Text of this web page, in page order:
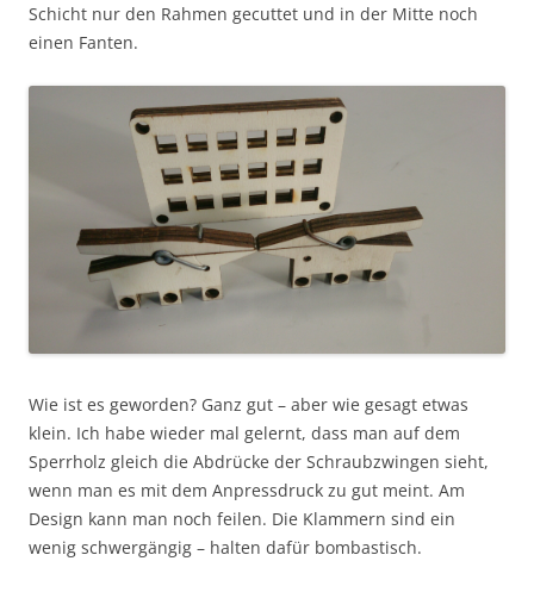
Schicht nur den Rahmen gecuttet und in der Mitte noch
einen Fanten.
Wie ist es geworden? Ganz gut – aber wie gesagt etwas
klein. Ich habe wieder mal gelernt, dass man auf dem
Sperrholz gleich die Abdrücke der Schraubzwingen sieht,
wenn man es mit dem Anpressdruck zu gut meint. Am
Design kann man noch feilen. Die Klammern sind ein
wenig schwergängig – halten dafür bombastisch.